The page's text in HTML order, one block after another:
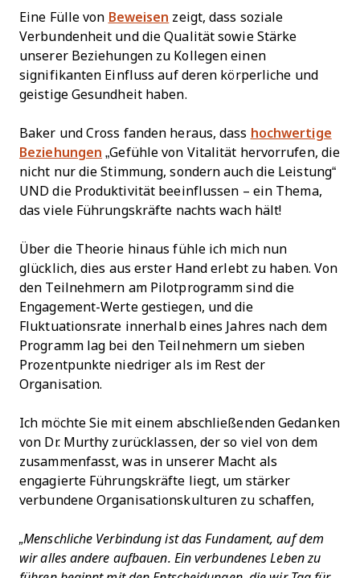
Eine Fülle von Beweisen zeigt, dass soziale
Verbundenheit und die Qualität sowie Stärke
unserer Beziehungen zu Kollegen einen
signifikanten Einfluss auf deren körperliche und
geistige Gesundheit haben.
Baker und Cross fanden heraus, dass hochwertige
Beziehungen „Gefühle von Vitalität hervorrufen, die
nicht nur die Stimmung, sondern auch die Leistung“
UND die Produktivität beeinflussen – ein Thema,
das viele Führungskräfte nachts wach hält!
Über die Theorie hinaus fühle ich mich nun
glücklich, dies aus erster Hand erlebt zu haben. Von
den Teilnehmern am Pilotprogramm sind die
Engagement-Werte gestiegen, und die
Fluktuationsrate innerhalb eines Jahres nach dem
Programm lag bei den Teilnehmern um sieben
Prozentpunkte niedriger als im Rest der
Organisation.
Ich möchte Sie mit einem abschließenden Gedanken
von Dr. Murthy zurücklassen, der so viel von dem
zusammenfasst, was in unserer Macht als
engagierte Führungskräfte liegt, um stärker
verbundene Organisationskulturen zu schaffen,
„Menschliche Verbindung ist das Fundament, auf dem
wir alles andere aufbauen. Ein verbundenes Leben zu